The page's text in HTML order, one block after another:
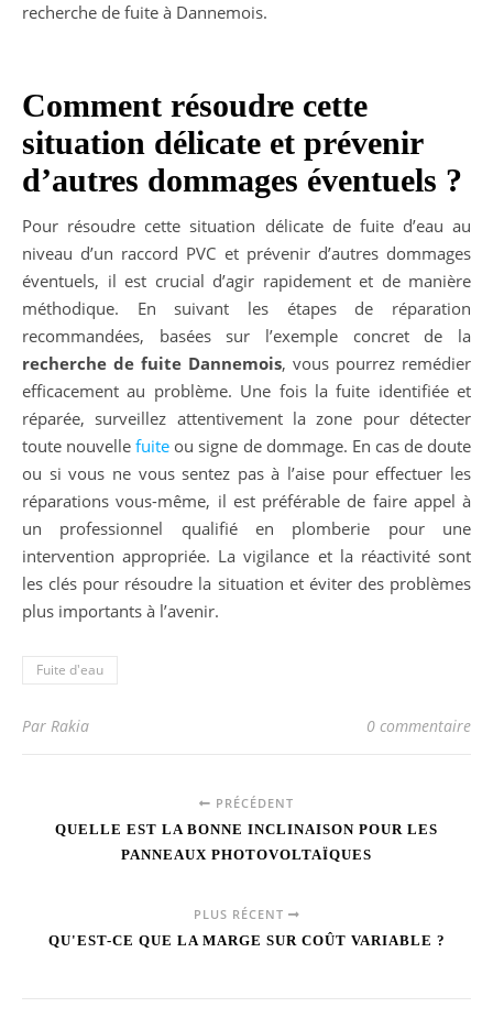
recherche de fuite à Dannemois.
Comment résoudre cette
situation délicate et prévenir
d’autres dommages éventuels ?
Pour résoudre cette situation délicate de fuite d’eau au
niveau d’un raccord PVC et prévenir d’autres dommages
éventuels, il est crucial d’agir rapidement et de manière
méthodique. En suivant les étapes de réparation
recommandées, basées sur l’exemple concret de la
recherche de fuite Dannemois, vous pourrez remédier
efficacement au problème. Une fois la fuite identifiée et
réparée, surveillez attentivement la zone pour détecter
toute nouvellefuite ou signe de dommage. En cas de doute
ou si vous ne vous sentez pas à l’aise pour effectuer les
réparations vous-même, il est préférable de faire appel à
un professionnel qualifié en plomberie pour une
intervention appropriée. La vigilance et la réactivité sont
les clés pour résoudre la situation et éviter des problèmes
plus importants à l’avenir.
Fuite d'eau
Par Rakia 0 commentaire
PRÉCÉDENT
QUELLE EST LA BONNE INCLINAISON POUR LES
PANNEAUX PHOTOVOLTAÏQUES
PLUS RÉCENT
QU'EST-CE QUE LA MARGE SUR COÛT VARIABLE ?